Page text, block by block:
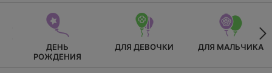
ДЕНЬ
РОЖДЕНИЯ
ДЛЯ ДЕВОЧКИ ДЛЯ МАЛЬЧИКА